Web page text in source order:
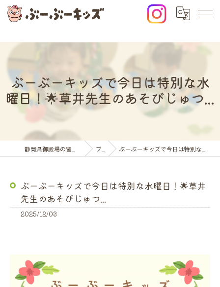
ぶーぶーキッズで今日は特別な水
曜日！🌟草井先生のあそびじゅつ...
ブログ ぶーぶーキッズで今日は特別な水曜日！🌟草井先生のあそびじゅつ...
ぶーぶーキッズで今日は特別な水曜日！🌟草井
先生のあそびじゅつ...
2025/12/03